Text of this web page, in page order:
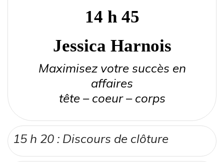
14 h 45
Jessica Harnois
Maximisez votre succès en
affaires
tête – coeur – corps
15 h 20 : Discours de clôture